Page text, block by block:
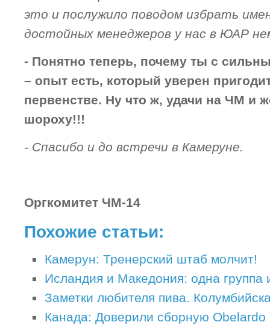
это и послужило поводом избрать
достойных менеджеров у нас в ЮАР
- Понятно теперь, почему ты с
– опыт есть, который уверен
первенстве. Ну что ж, удачи на ЧМ и
шороху!!!
- Спасибо и до встречи в Камеруне.
Оргкомитет ЧМ-14
Похожие статьи:
Камерун: Тренерский штаб молчит!
Исландия и Македония: одна группа
Заметки любителя пива.
Канада: Доверили сборную Obelardo